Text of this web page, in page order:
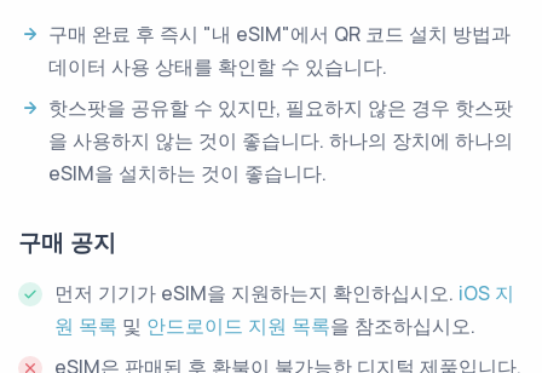
구매 완료 후 즉시 "내 eSIM"에서 QR 코드 설치 방법과
데이터 사용 상태를 확인할 수 있습니다.
핫스팟을 공유할 수 있지만, 필요하지 않은 경우 핫스팟
을 사용하지 않는 것이 좋습니다. 하나의 장치에 하나의
eSIM을 설치하는 것이 좋습니다.
구매 공지
먼저 기기가 eSIM을 지원하는지 확인하십시오. iOS 지
원 목록 및 안드로이드 지원 목록을 참조하십시오.
eSIM은 판매된 후 환불이 불가능한 디지털 제품입니다.